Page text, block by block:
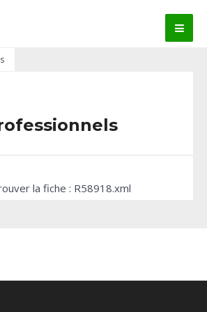
la fiche : R58918.xml